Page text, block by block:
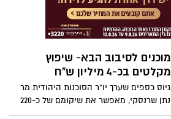
ילדים ובהנחיית אמהות ופעילות ברובע.
מוכנים לסיבוב הבא- שיפוץ
מקלטים בכ-4 מיליון ש"ח
גיוס כספים שערך יו"ר הסוכנות היהודית מר
נתן שרנסקי, מאפשר את שיקומם של כ-220
מקלטים באשדוד בהיקף כספי של כ-4 מליון